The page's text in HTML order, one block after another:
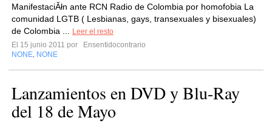
ManifestaciĂłn ante RCN Radio de Colombia por homofobia La
comunidad LGTB ( Lesbianas, gays, transexuales y bisexuales)
de Colombia ...
Leer el resto
El 15 junio 2011 por
Ensentidocontrario
NONE NONE
Lanzamientos en DVD y Blu-Ray
del 18 de Mayo